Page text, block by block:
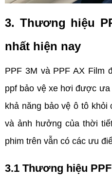
3. Thương hiệu
nhất hiện nay
ppf bảo vệ xe hơi được ưa
khả năng bảo vệ ô tô
và ảnh hưởng của thời
phim trên vẫn có các ưu
3.1 Thương hiệu